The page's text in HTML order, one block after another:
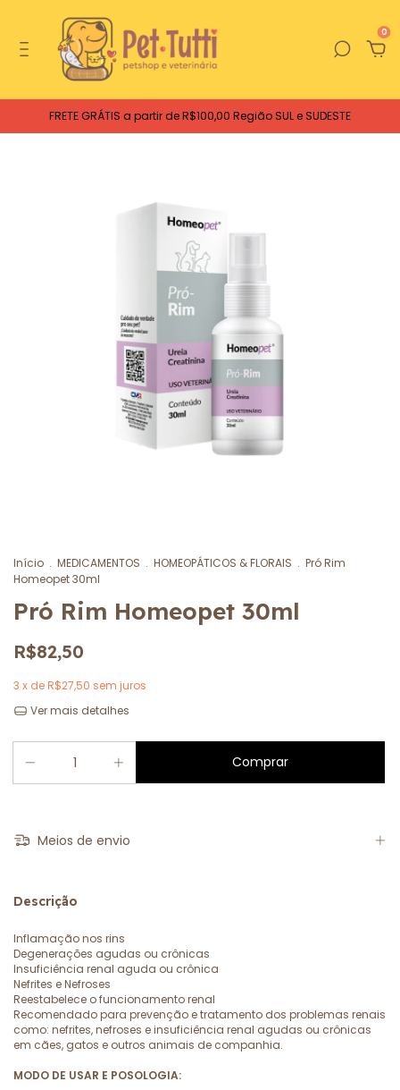
0
FRETE GRÁTIS a partir de R$100,00 Região SUL e SUDESTE
Início . MEDICAMENTOS . HOMEOPÁTICOS & FLORAIS . Pró Rim
Homeopet 30ml
Pró Rim Homeopet 30ml
R$82,50
3 x deR$27,50 sem juros
Ver mais detalhes
Meios de envio
Descrição
Inflamação nos rins
Degenerações agudas ou crônicas
Insuficiência renal aguda ou crônica
Nefrites e Nefroses
Reestabelece o funcionamento renal
Recomendado para prevenção e tratamento dos problemas renais
como: nefrites, nefroses e insuficiência renal agudas ou crônicas
em cães, gatos e outros animais de companhia.
MODO DE USAR E POSOLOGIA: